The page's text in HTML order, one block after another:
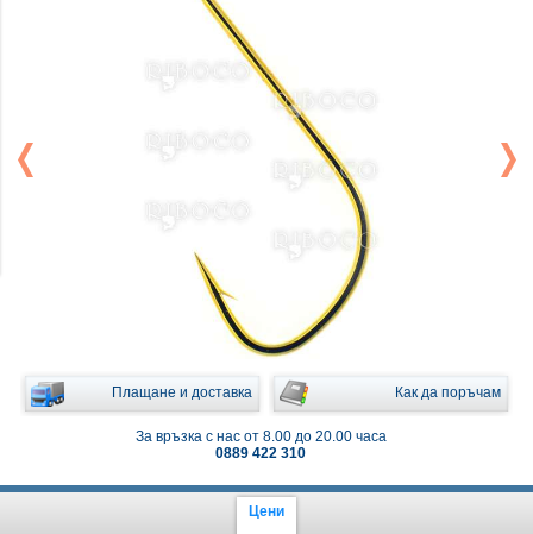
Плащане и доставка Как да поръчам
За връзка с нас от 8.00 до 20.00 часа
0889 422 310
Цени